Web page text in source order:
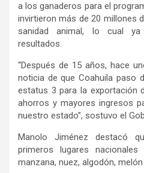
a los ganaderos para el
invirtieron más de 20 millones
sanidad animal, lo cual
resultados.
“Después de 15 años, hace
noticia de que Coahuila paso
estatus 3 para la exportación
ahorros y mayores ingresos
nuestro estado”, sostuvo el
Manolo Jiménez destacó
primeros lugares
manzana, nuez, algodón,